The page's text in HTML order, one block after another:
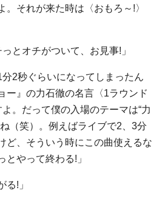
。それが来た時は〈おもろ～!〉
とオチがついて、お見事!」
分2秒ぐらいになってしまったん
ー』の力石徹の名言〈1ラウンド
。だって僕の入場のテーマは“力
（笑）。例えばライブで2、3分
ど、そういう時にこの曲使えるな
とやって終わる!」
る!」